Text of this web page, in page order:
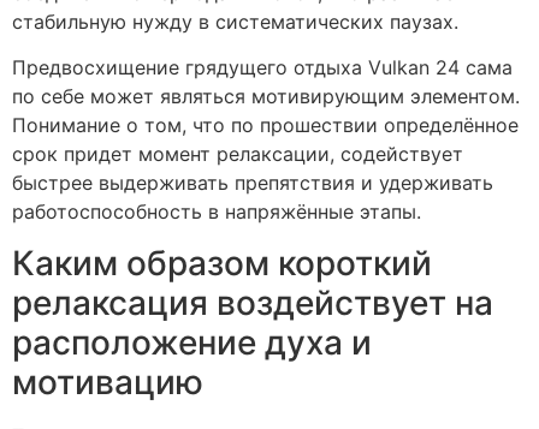
стабильную нужду в систематических паузах.
Предвосхищение грядущего отдыха Vulkan 24 сама
по себе может являться мотивирующим элементом.
Понимание о том, что по прошествии определённое
срок придет момент релаксации, содействует
быстрее выдерживать препятствия и удерживать
работоспособность в напряжённые этапы.
Каким образом короткий
релаксация воздействует на
расположение духа и
мотивацию